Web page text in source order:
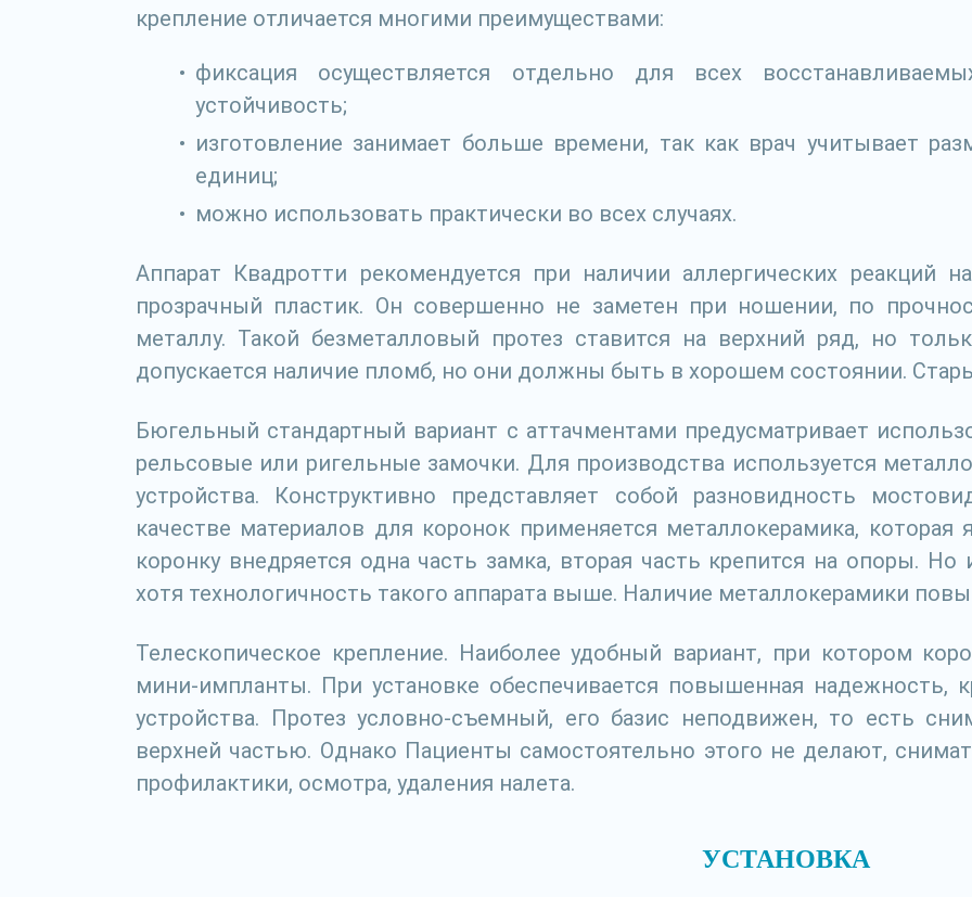
крепление отличается многими преимуществами:
фиксация осуществляется отдельно для всех
устойчивость;
изготовление занимает больше времени, так как врач учитывает
единиц;
можно использовать практически во всех случаях.
Аппарат Квадротти рекомендуется при наличии аллергических реакций
прозрачный пластик. Он совершенно не заметен при ношении, по
металлу. Такой безметалловый протез ставится на верхний ряд, но
допускается наличие пломб, но они должны быть в хорошем состоянии.
Бюгельный стандартный вариант с аттачментами предусматривает
рельсовые или ригельные замочки. Для производства используется
устройства. Конструктивно представляет собой разновидность
качестве материалов для коронок применяется металлокерамика,
коронку внедряется одна часть замка, вторая часть крепится на опоры.
хотя технологичность такого аппарата выше. Наличие металлокерамики
Телескопическое крепление. Наиболее удобный вариант, при котором
мини-импланты. При установке обеспечивается повышенная надежность,
устройства. Протез условно-съемный, его базис неподвижен, то есть
верхней частью. Однако Пациенты самостоятельно этого не делают,
профилактики, осмотра, удаления налета.
УСТАНОВКА